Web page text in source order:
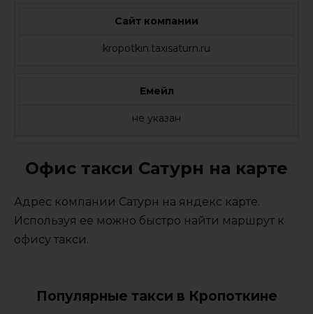
Сайт компании
kropotkin.taxisaturn.ru
Емейл
не указан
Офис такси Сатурн на карте
Адрес компании Сатурн на яндекс карте.
Используя ее можно быстро найти маршрут к
офису такси.
Популярные такси в Кропоткине